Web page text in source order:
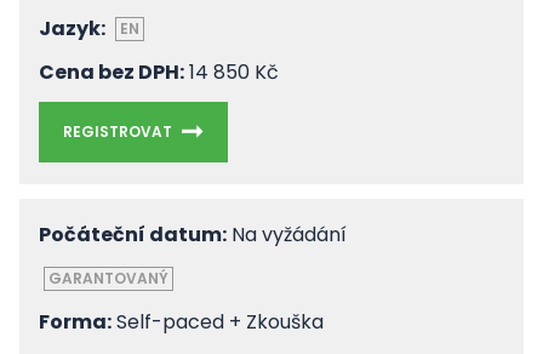
Jazyk:
EN
Cena bez DPH:14 850 Kč
REGISTROVAT
Počáteční datum: Na vyžádání
GARANTOVANÝ
Forma:Self-paced + Zkouška